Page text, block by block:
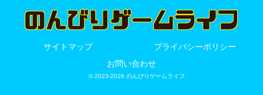
サイトマップ
プライバシーポリシー
お問い合わせ
© 2023-2026 のんびりゲームライフ.